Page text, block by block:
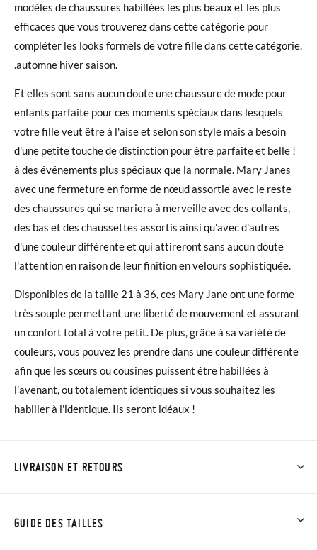
modèles de chaussures habillées les plus beaux et les plus
efficaces que vous trouverez dans cette catégorie pour
compléter les looks formels de votre fille dans cette catégorie.
.automne hiver saison.
Et elles sont sans aucun doute une chaussure de mode pour
enfants parfaite pour ces moments spéciaux dans lesquels
votre fille veut être à l'aise et selon son style mais a besoin
d'une petite touche de distinction pour être parfaite et belle !
à des événements plus spéciaux que la normale. Mary Janes
avec une fermeture en forme de nœud assortie avec le reste
des chaussures qui se mariera à merveille avec des collants,
des bas et des chaussettes assortis ainsi qu'avec d'autres
d'une couleur différente et qui attireront sans aucun doute
l'attention en raison de leur finition en velours sophistiquée.
Disponibles de la taille 21 à 36, ces Mary Jane ont une forme
très souple permettant une liberté de mouvement et assurant
un confort total à votre petit. De plus, grâce à sa variété de
couleurs, vous pouvez les prendre dans une couleur différente
afin que les sœurs ou cousines puissent être habillées à
l'avenant, ou totalement identiques si vous souhaitez les
habiller à l'identique. Ils seront idéaux !
LIVRAISON ET RETOURS
commandes inférieures à 30 €, la livraison standard coûte
GUIDE DES TAILLES